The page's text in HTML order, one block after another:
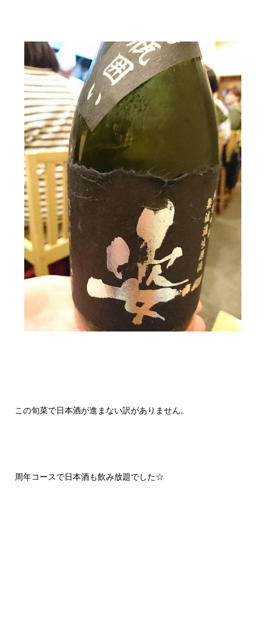
この旬菜で日本酒が進まない訳がありません。
周年コースで日本酒も飲み放題でした☆